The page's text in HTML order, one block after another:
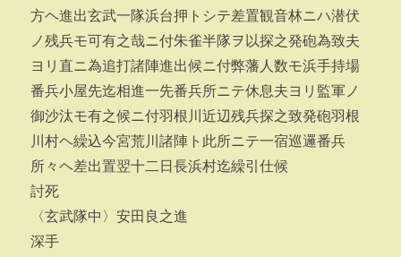
方ヘ進出玄武一隊浜台押トシテ差置観音林ニハ潜伏
ノ残兵モ可有之哉ニ付朱雀半隊ヲ以探之発砲為致夫
ヨリ直ニ為追打諸陣進出候ニ付弊藩人数モ浜手持場
番兵小屋先迄相進一先番兵所ニテ休息夫ヨリ監軍ノ
御沙汰モ有之候ニ付羽根川近辺残兵探之致発砲羽根
川村ヘ繰込今宮荒川諸陣ト此所ニテ一宿巡邏番兵
所々ヘ差出置翌十二日長浜村迄繰引仕候
討死
〈玄武隊中〉安田良之進
深手